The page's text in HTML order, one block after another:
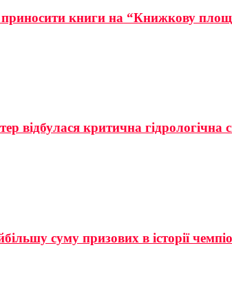
книги на “Книжкову
відбулася критична
суму призових в історії